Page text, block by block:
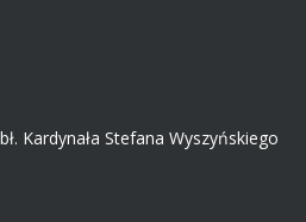
Kardynała Stefana Wyszyńskiego